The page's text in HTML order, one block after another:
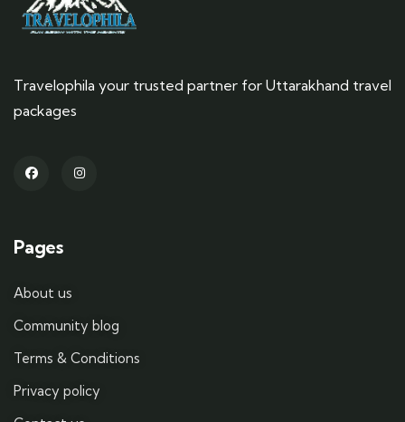
Travelophila your trusted partner for Uttarakhand travel
packages
Pages
About us
Community blog
Terms & Conditions
Privacy policy